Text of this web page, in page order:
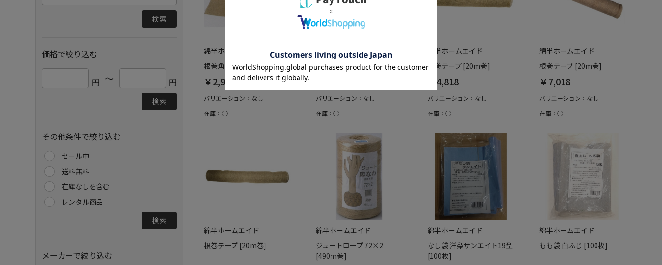
検索
価格で絞り込む
円 ～ 円
検索
その他条件で絞り込む
セール中
送料無料
在庫なしを含む
レンタル商品
検索
メーカーで絞り込む
綿半ホームエイド
根巻角 [10枚入]
￥2,948
バリエーション：なし
在庫：○
綿半ホームエイド
根巻角
バリエーション：なし
在庫：○
綿半ホームエイド
根巻テープ [20m巻]
￥4,818
バリエーション：なし
在庫：○
綿半ホームエイド
根巻テープ [20m巻]
￥7,018
バリエーション：なし
在庫：○
綿半ホームエイド
根巻テープ [20m巻]
綿半ホームエイド
ジュートロープ 72×2
[490m巻]
綿半ホームエイド
なし袋 洋梨サンエイト19型
[100枚]
綿半ホームエイド
もも袋 白ふじ [100枚]